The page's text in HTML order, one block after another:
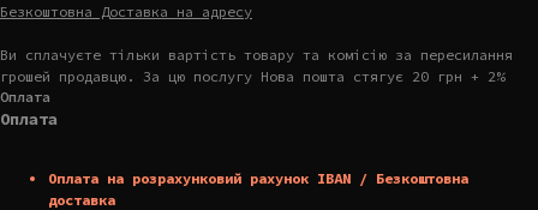
Безкоштовна Доставка на адресу
Ви сплачуєте тільки вартість товару та комісію за пересилання
грошей продавцю. За цю послугу Нова пошта стягує 20 грн + 2%
Оплата
Оплата
Оплата на розрахунковий рахунок IBAN / Безкоштовна
доставка